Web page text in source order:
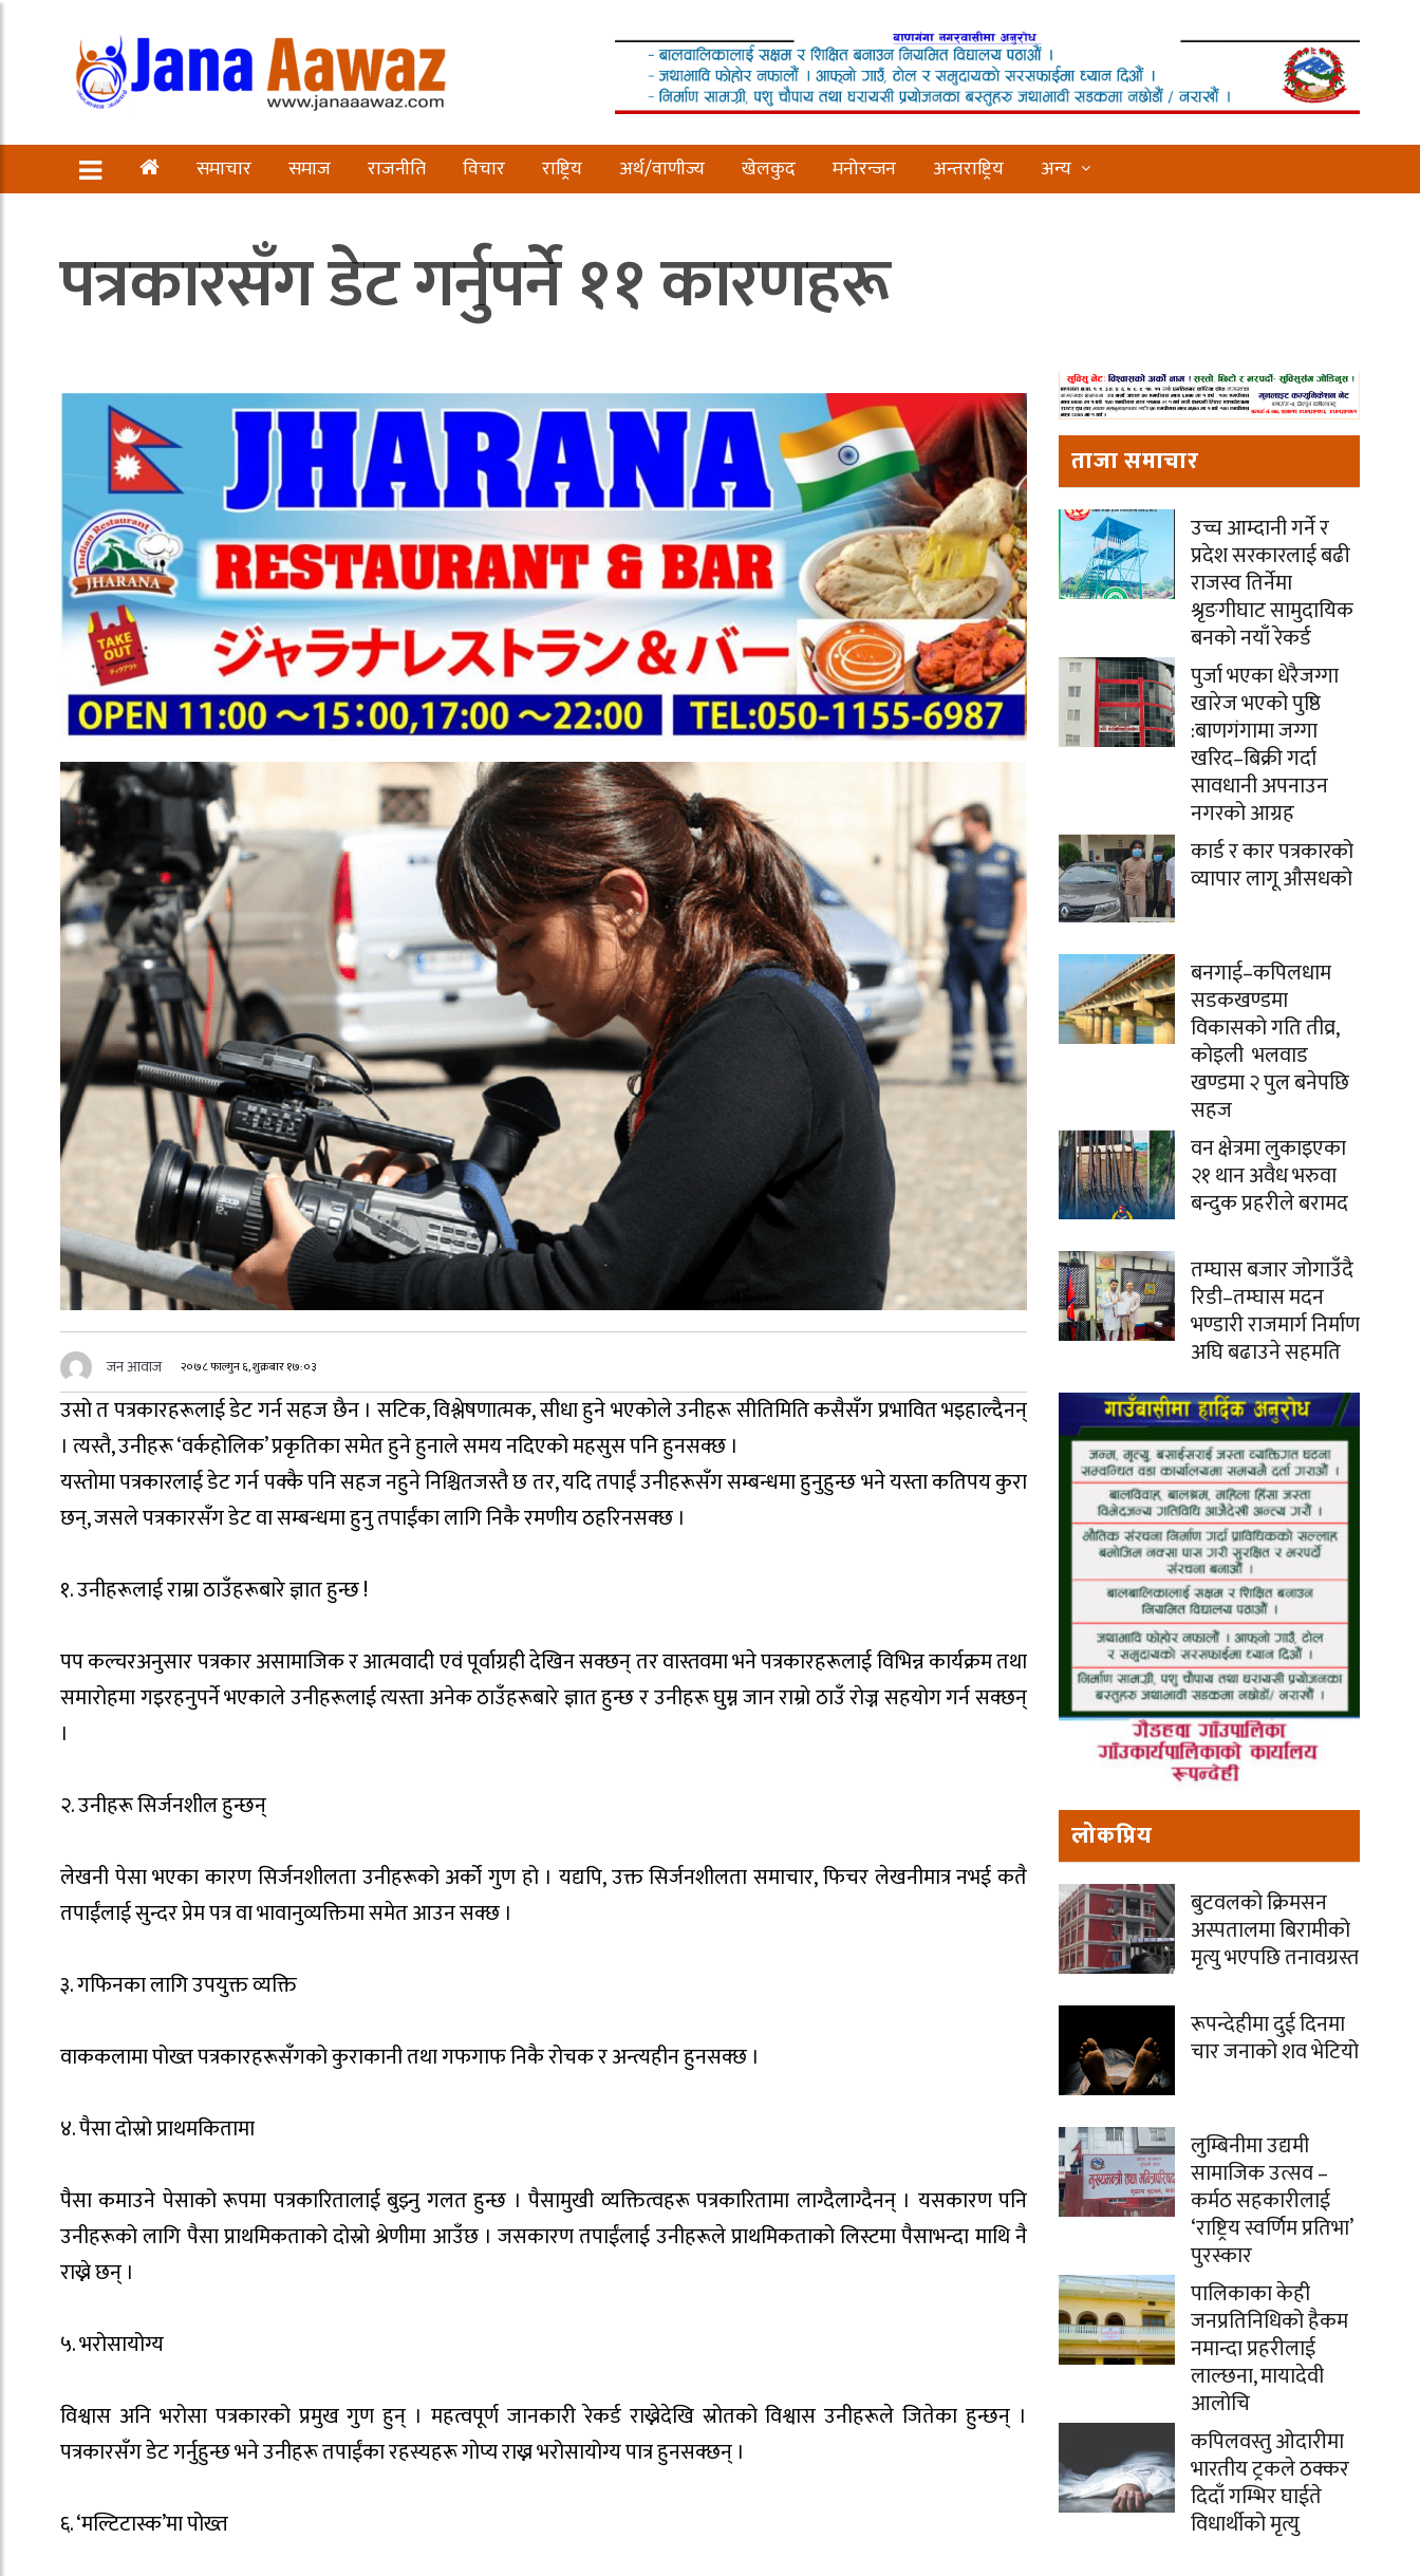
समाचार समाज राजनीति विचार राष्ट्रिय अर्थ/वाणीज्य खेलकुद मनोरन्जन अन्तराष्ट्रिय अन्य
पत्रकारसँग डेट गर्नुपर्ने ११ कारणहरू
जन आवाज २०७८ फाल्गुन ६, शुक्रबार १७:०३
उसाे त पत्रकारहरूलाई डेट गर्न सहज छैन । सटिक, विश्लेषणात्मक, सीधा हुने भएकाेले उनीहरू सीतिमिति कसैसँग प्रभावित भइहाल्दैनन्
। त्यस्तै, उनीहरू ‘वर्कहोलिक’ प्रकृतिका समेत हुने हुनाले समय नदिएको महसुस पनि हुनसक्छ ।
यस्ताेमा पत्रकारलाई डेट गर्न पक्कै पनि सहज नहुने निश्चितजस्तै छ तर, यदि तपाईं उनीहरूसँग सम्बन्धमा हुनुहुन्छ भने यस्ता कतिपय कुरा
छन्, जसले पत्रकारसँग डेट वा सम्बन्धमा हुनु तपाईंका लागि निकै रमणीय ठहरिनसक्छ ।
१. उनीहरूलाई राम्रा ठाउँहरूबारे ज्ञात हुन्छ !
पप कल्चरअनुसार पत्रकार असामाजिक र आत्मवादी एवं पूर्वाग्रही देखिन सक्छन् तर वास्तवमा भने पत्रकारहरूलाई विभिन्न कार्यक्रम तथा
समारोहमा गइरहनुपर्ने भएकाले उनीहरूलाई त्यस्ता अनेक ठाउँहरूबारे ज्ञात हुन्छ र उनीहरू घुम्न जान राम्राे ठाउँ राेज्न सहयाेग गर्न सक्छन्
।
२. उनीहरू सिर्जनशील हुन्छन्
लेखनी पेसा भएका कारण सिर्जनशीलता उनीहरूको अर्को गुण हो । यद्यपि, उक्त सिर्जनशीलता समाचार, फिचर लेखनीमात्र नभई कतै
तपाईंलाई सुन्दर प्रेम पत्र वा भावानुव्यक्तिमा समेत आउन सक्छ ।
३. गफिनका लागि उपयुक्त व्यक्ति
वाककलामा पोख्त पत्रकारहरूसँगको कुराकानी तथा गफगाफ निकै रोचक र अन्त्यहीन हुनसक्छ ।
४. पैसा दोस्रो प्राथमकितामा
पैसा कमाउने पेसाको रूपमा पत्रकारितालाई बुझ्नु गलत हुन्छ । पैसामुखी व्यक्तित्वहरू पत्रकारितामा लाग्दैलाग्दैनन् । यसकारण पनि
उनीहरूको लागि पैसा प्राथमिकताको दोस्रो श्रेणीमा आउँछ । जसकारण तपाईंलाई उनीहरूले प्राथमिकताको लिस्टमा पैसाभन्दा माथि नै
राख्ने छन् ।
५. भरोसायोग्य
विश्वास अनि भरोसा पत्रकारको प्रमुख गुण हुन् । महत्वपूर्ण जानकारी रेकर्ड राख्नेदेखि स्रोतको विश्वास उनीहरूले जितेका हुन्छन् ।
पत्रकारसँग डेट गर्नुहुन्छ भने उनीहरू तपाईंका रहस्यहरू गाेप्य राख्न भरोसायोग्य पात्र हुनसक्छन् ।
६. ‘मल्टिटास्क’मा पोख्त
ताजा समाचार
उच्च आम्दानी गर्ने र
प्रदेश सरकारलाई बढी
राजस्व तिर्नेमा
श्रृङगीघाट सामुदायिक
बनको नयाँ रेकर्ड
पुर्जा भएका धेरैजग्गा
खारेज भएको पुष्ठि
:बाणगंगामा जग्गा
खरिद–बिक्री गर्दा
सावधानी अपनाउन
नगरको आग्रह
कार्ड र कार पत्रकारको
व्यापार लागू औसधको
बनगाई–कपिलधाम
सडकखण्डमा
विकासको गति तीव्र,
कोइली भलवाड
खण्डमा २ पुल बनेपछि
सहज
वन क्षेत्रमा लुकाइएका
२१ थान अवैध भरुवा
बन्दुक प्रहरीले बरामद
तम्घास बजार जोगाउँदै
रिडी–तम्घास मदन
भण्डारी राजमार्ग निर्माण
अघि बढाउने सहमति
लोकप्रिय
बुटवलको क्रिमसन
अस्पतालमा बिरामीको
मृत्यु भएपछि तनावग्रस्त
रूपन्देहीमा दुई दिनमा
चार जनाको शव भेटियो
लुम्बिनीमा उद्यमी
सामाजिक उत्सव –
कर्मठ सहकारीलाई
‘राष्ट्रिय स्वर्णिम प्रतिभा’
पुरस्कार
पालिकाका केही
जनप्रतिनिधिको हैकम
नमान्दा प्रहरीलाई
लाल्छना, मायादेवी
आलोचि
कपिलवस्तु ओदारीमा
भारतीय ट्रकले ठक्कर
दिदाँ गम्भिर घाईते
विधार्थीको मृत्यु